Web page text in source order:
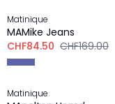
Matinique
MAMike Jeans
CHF84.50 CHF169.00
-50%
Matinique